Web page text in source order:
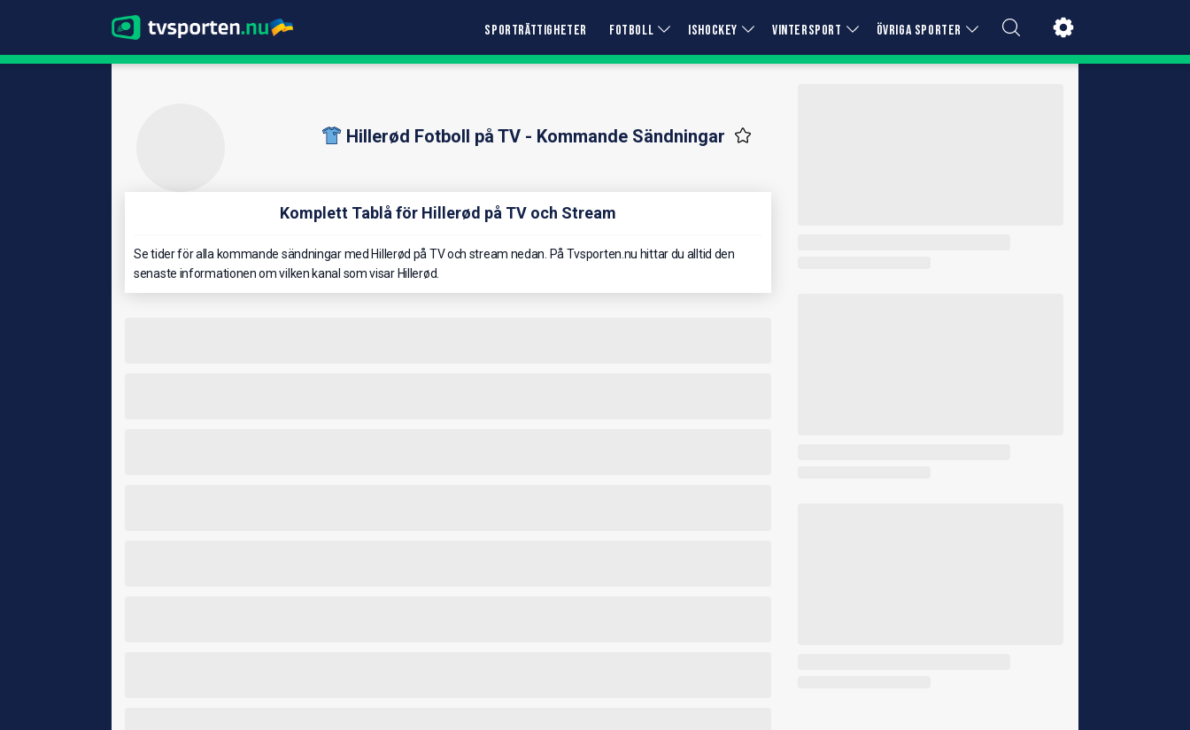
SPORTRÄTTIGHETER FOTBOLL ISHOCKEY VINTERSPORT ÖVRIGA SPORTER
Hillerød Fotboll på TV - Kommande Sändningar
Komplett Tablå för Hillerød på TV och Stream
Se tider för alla kommande sändningar med Hillerød på TV och stream nedan. På Tvsporten.nu hittar du alltid den
senaste informationen om vilken kanal som visar Hillerød.